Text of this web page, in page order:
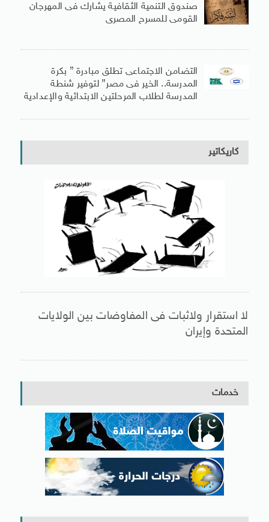
صندوق التنمية الثقافية يشارك فى المهرجان
القومى للمسرح المصرى
التضامن الاجتماعى تطلق مبادرة ” بكرة
المدرسة.. الخير فى مصر” لتوفير شنطة
المدرسة لطلاب المرحلتين الابتدائية والإعدادية
كاريكاتير
لا استقرار ولاثبات فى المفاوضات بين الولايات
المتحدة وإيران
خدمات